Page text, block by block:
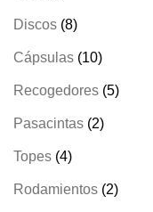
Discos 88
Cápsulas 1010
Recogedores 55
Pasacintas 22
Topes 44
Rodamientos 22